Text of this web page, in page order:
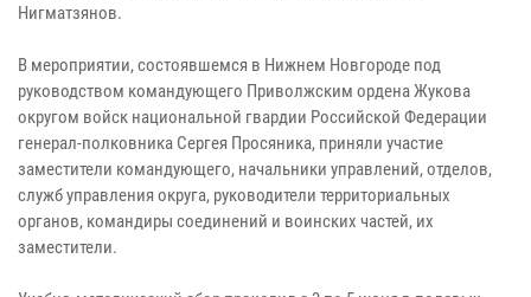
Нигматзянов.
В мероприятии, состоявшемся в Нижнем Новгороде под
руководством командующего Приволжским ордена Жукова
округом войск национальной гвардии Российской Федерации
генерал-полковника Сергея Просяника, приняли участие
заместители командующего, начальники управлений, отделов,
служб управления округа, руководители территориальных
органов, командиры соединений и воинских частей, их
заместители.